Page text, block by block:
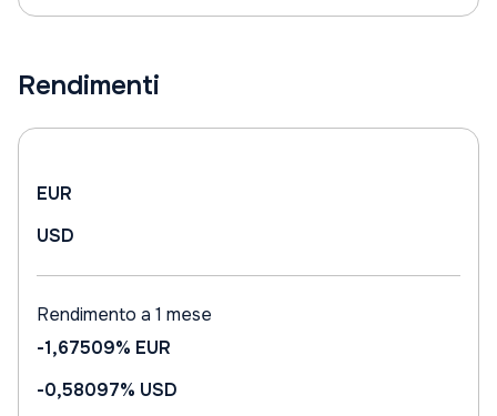
Rendimenti
EUR
USD
Rendimento a 1 mese
-1,67509% EUR
-0,58097% USD